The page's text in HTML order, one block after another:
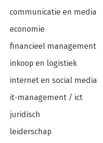
communicatie en media
economie
financieel management
inkoop en logistiek
internet en social media
it-management / ict
juridisch
leiderschap